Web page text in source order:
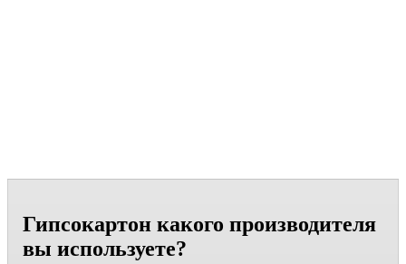
Гипсокартон какого производителя
вы используете?